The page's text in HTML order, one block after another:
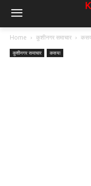
Home कुशीनगर समाचार
कुशीनगर समाचार कसया